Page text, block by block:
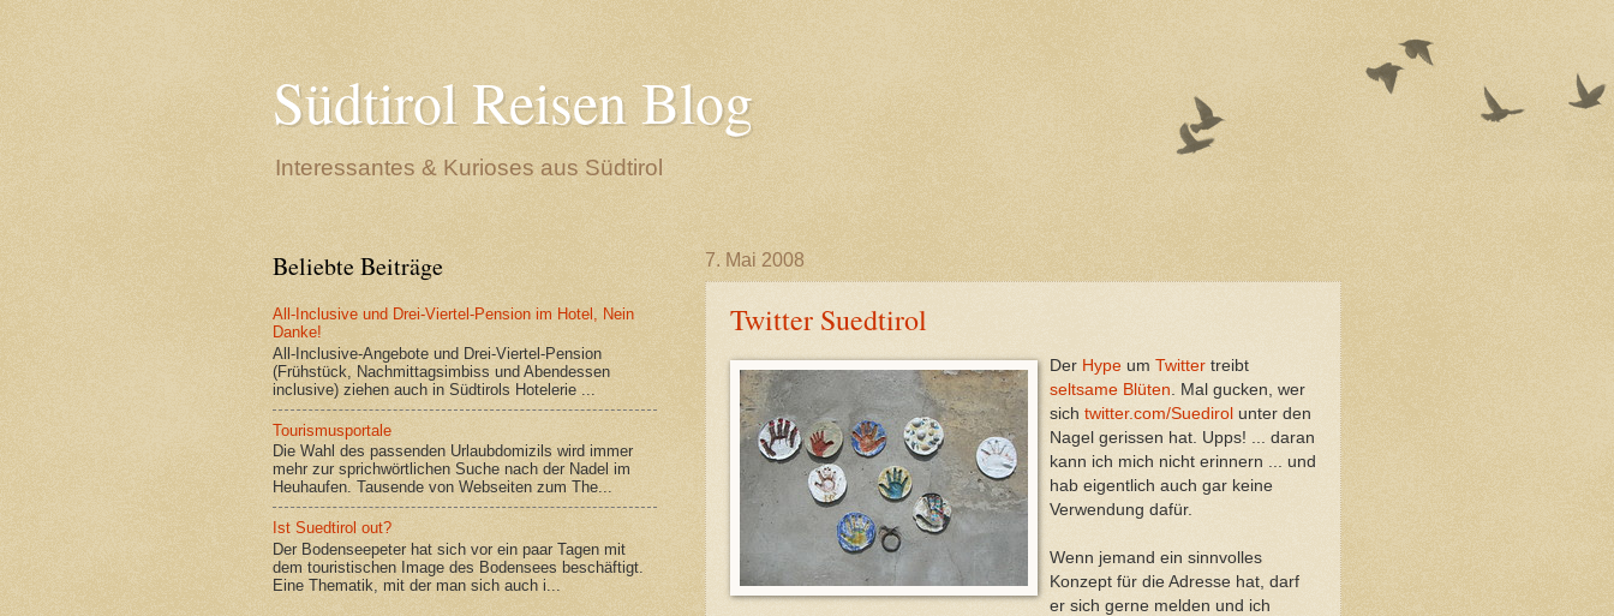
Südtirol Reisen Blog
Interessantes & Kurioses aus Südtirol
7. Mai 2008
Twitter Suedtirol
Der Hype um Twitter treibt
seltsame Blüten . Mal gucken, wer
sich twitter.com/Suedirol unter den
Nagel gerissen hat. Upps! ... daran
kann ich mich nicht erinnern ... und
hab eigentlich auch gar keine
Verwendung dafür.
Wenn jemand ein sinnvolles
Konzept für die Adresse hat, darf
er sich gerne melden und ich
Beliebte Beiträge
All-Inclusive und Drei-Viertel-Pension im Hotel, Nein
Danke!
All-Inclusive-Angebote und Drei-Viertel-Pension
(Frühstück, Nachmittagsimbiss und Abendessen
inclusive) ziehen auch in Südtirols Hotelerie ...
Tourismusportale
Die Wahl des passenden Urlaubdomizils wird immer
mehr zur sprichwörtlichen Suche nach der Nadel im
Heuhaufen. Tausende von Webseiten zum The...
Ist Suedtirol out?
Der Bodenseepeter hat sich vor ein paar Tagen mit
dem touristischen Image des Bodensees beschäftigt.
Eine Thematik, mit der man sich auch i...